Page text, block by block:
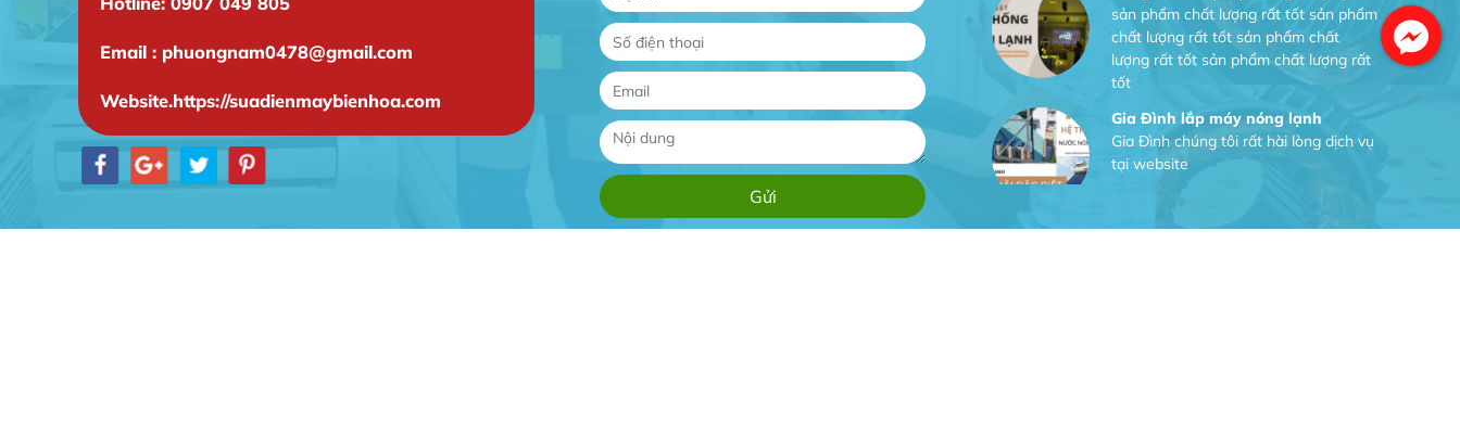
Email : phuongnam0478@gmail.com
Website.https://suadienmaybienhoa.com
sản phẩm chất lượng rất tốt sản phẩm
chất lượng rất tốt sản phẩm chất
lượng rất tốt sản phẩm chất lượng rất
tốt
Gia Đình lắp máy nóng lạnh
Gia Đình chúng tôi rất hài lòng dịch vụ
tại website